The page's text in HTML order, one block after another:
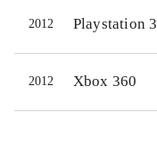
2012 Playstation 3
2012 Xbox 360